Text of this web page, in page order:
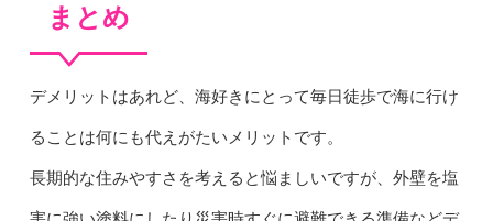
まとめ
デメリットはあれど、海好きにとって毎日徒歩で海に行け
ることは何にも代えがたいメリットです。
長期的な住みやすさを考えると悩ましいですが、外壁を塩